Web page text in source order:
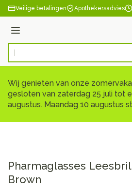
Ga naar de inhoud
Veilige betalingen Apothekersadvies
Menu
Product, merk, categorie...
Wij genieten van onze
gesloten van zaterdag 25 juli tot
augustus. Maandag 10 augustus
Pharmaglasses Leesbril
Brown